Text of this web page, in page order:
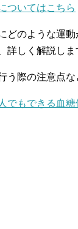
ついてはこちら
どのような運
詳しく解説しま
う際の注意点な
でもできる血